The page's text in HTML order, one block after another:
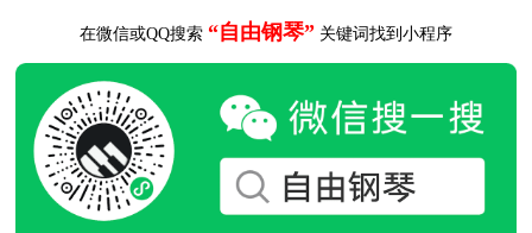
在微信或QQ搜索 “自由钢琴” 关键词找到小程序